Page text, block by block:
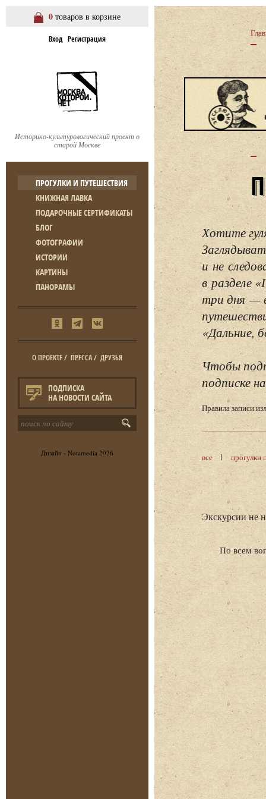
0 товаров в корзине
Вход Регистрация
Историко-культурологический проект о
старой Москве
ПРОГУЛКИ И ПУТЕШЕСТВИЯ
КНИЖНАЯ ЛАВКА
ПОДАРОЧНЫЕ СЕРТИФИКАТЫ
БЛОГ
ФОТОГРАФИИ
ИСТОРИИ
КАРТИНЫ
ПАНОРАМЫ
О ПРОЕКТЕ/ ПРЕССА/ ДРУЗЬЯ
ПОДПИСКА
НА НОВОСТИ САЙТА
Дизайн - Notamedia 2026
Хотите
и не
в разделе
три дня —
«Дальние,
Чтобы
подписке
Правила записи
все прогулки
Экскурсии не
По всем